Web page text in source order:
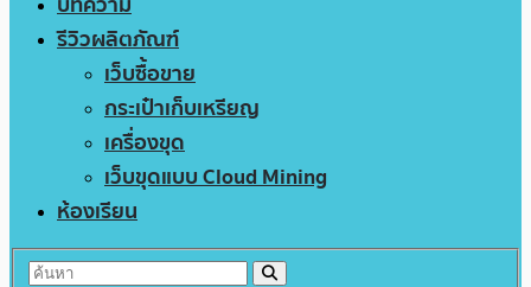
รีวิวผลิตภัณฑ์
เว็บซื้อขาย
กระเป๋าเก็บเหรียญ
เครื่องขุด
เว็บขุดแบบ Cloud Mining
ห้องเรียน